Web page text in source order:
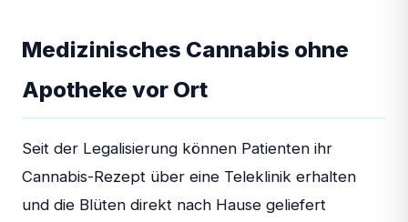
Medizinisches Cannabis ohne
Apotheke vor Ort
Seit der Legalisierung können Patienten ihr
Cannabis-Rezept über eine Teleklinik erhalten
und die Blüten direkt nach Hause geliefert